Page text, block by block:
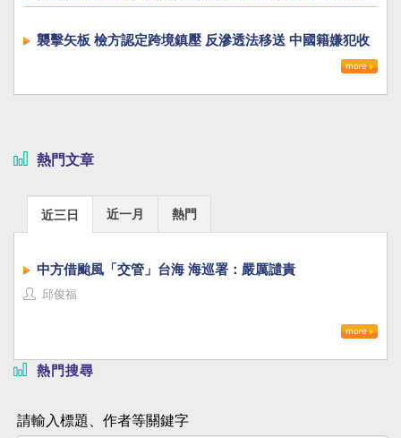
功」
襲擊矢板 檢方認定跨境鎮壓 反滲透法移送 中國籍嫌犯收
熱門文章
近三日 近一月 熱門
中方借颱風「交管」台海 海巡署：嚴厲譴責
邱俊福
熱門搜尋
請輸入標題、作者等關鍵字